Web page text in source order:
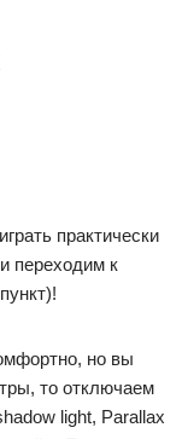
практически
переходим к
но вы
то отключаем
light, Parallax